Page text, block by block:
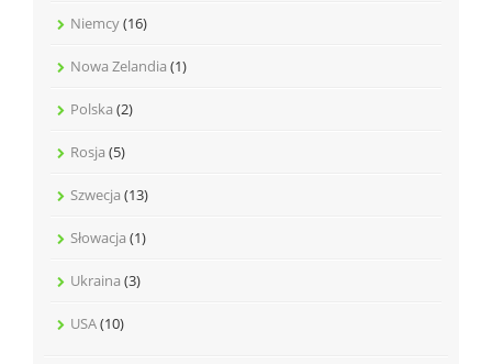
Niemcy(16)
Nowa Zelandia (1)
Polska (2)
Rosja (5)
Szwecja (13)
Słowacja (1)
Ukraina (3)
USA(10)